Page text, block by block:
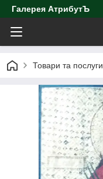
Галерея АтрибутЪ
Товари та послуги